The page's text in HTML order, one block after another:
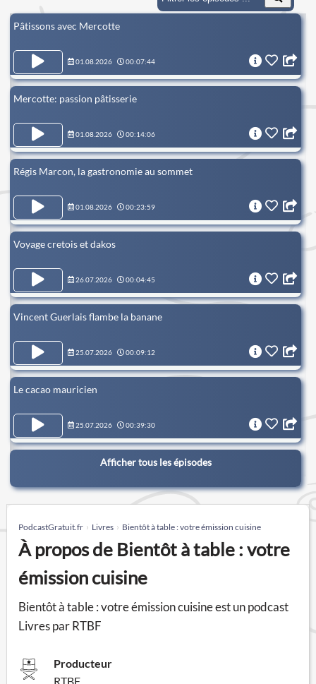
Pâtissons avec Mercotte
01.08.2026 00:07:44
Mercotte: passion pâtisserie
01.08.2026 00:14:06
Régis Marcon, la gastronomie au sommet
01.08.2026 00:23:59
Voyage cretois et dakos
26.07.2026 00:04:45
Vincent Guerlais flambe la banane
25.07.2026 00:09:12
Le cacao mauricien
25.07.2026 00:39:30
Afficher tous les épisodes
PodcastGratuit.fr Livres Bientôt à table : votre émission cuisine
À propos de Bientôt à table : votre
émission cuisine
Bientôt à table : votre émission cuisine est un podcast
Livres par RTBF
Producteur
RTBF